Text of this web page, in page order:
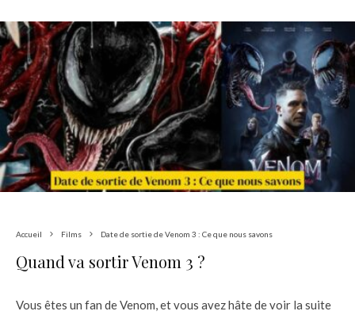
Accueil Films Date de sortie de Venom 3 : Ce que nous savons
Quand va sortir Venom 3 ?
Vous êtes un fan de Venom, et vous avez hâte de voir la suite